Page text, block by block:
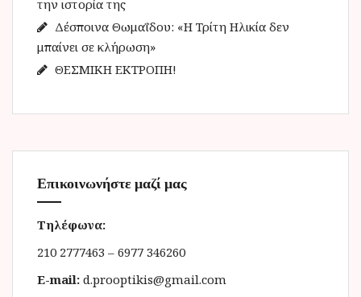
την ιστορία της
Δέσποινα Θωμαΐδου: «Η Τρίτη Ηλικία δεν
μπαίνει σε κλήρωση»
ΘΕΣΜΙΚΗ ΕΚΤΡΟΠΗ!
Επικοινωνήστε μαζί μας
Τηλέφωνα:
210 2777463 – 6977 346260
E-mail: d.prooptikis@gmail.com